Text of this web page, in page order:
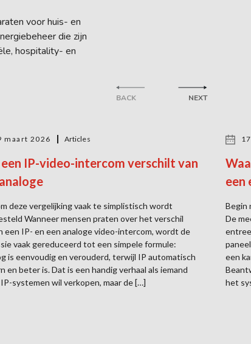
voor huis- en
die zijn
hospitality- en
BACK
maart 2026 Articles
een IP-video-intercom verschilt van
deze vergelijking vaak te simplistisch wordt
Wanneer mensen praten over het verschil
een IP- en een analoge video-intercom, wordt de
vaak gereduceerd tot een simpele formule:
is eenvoudig en verouderd, terwijl IP automatisch
en beter is. Dat is een handig verhaal als iemand
systemen wil verkopen, maar de […]
een
Begin
De
een
het
NEXT